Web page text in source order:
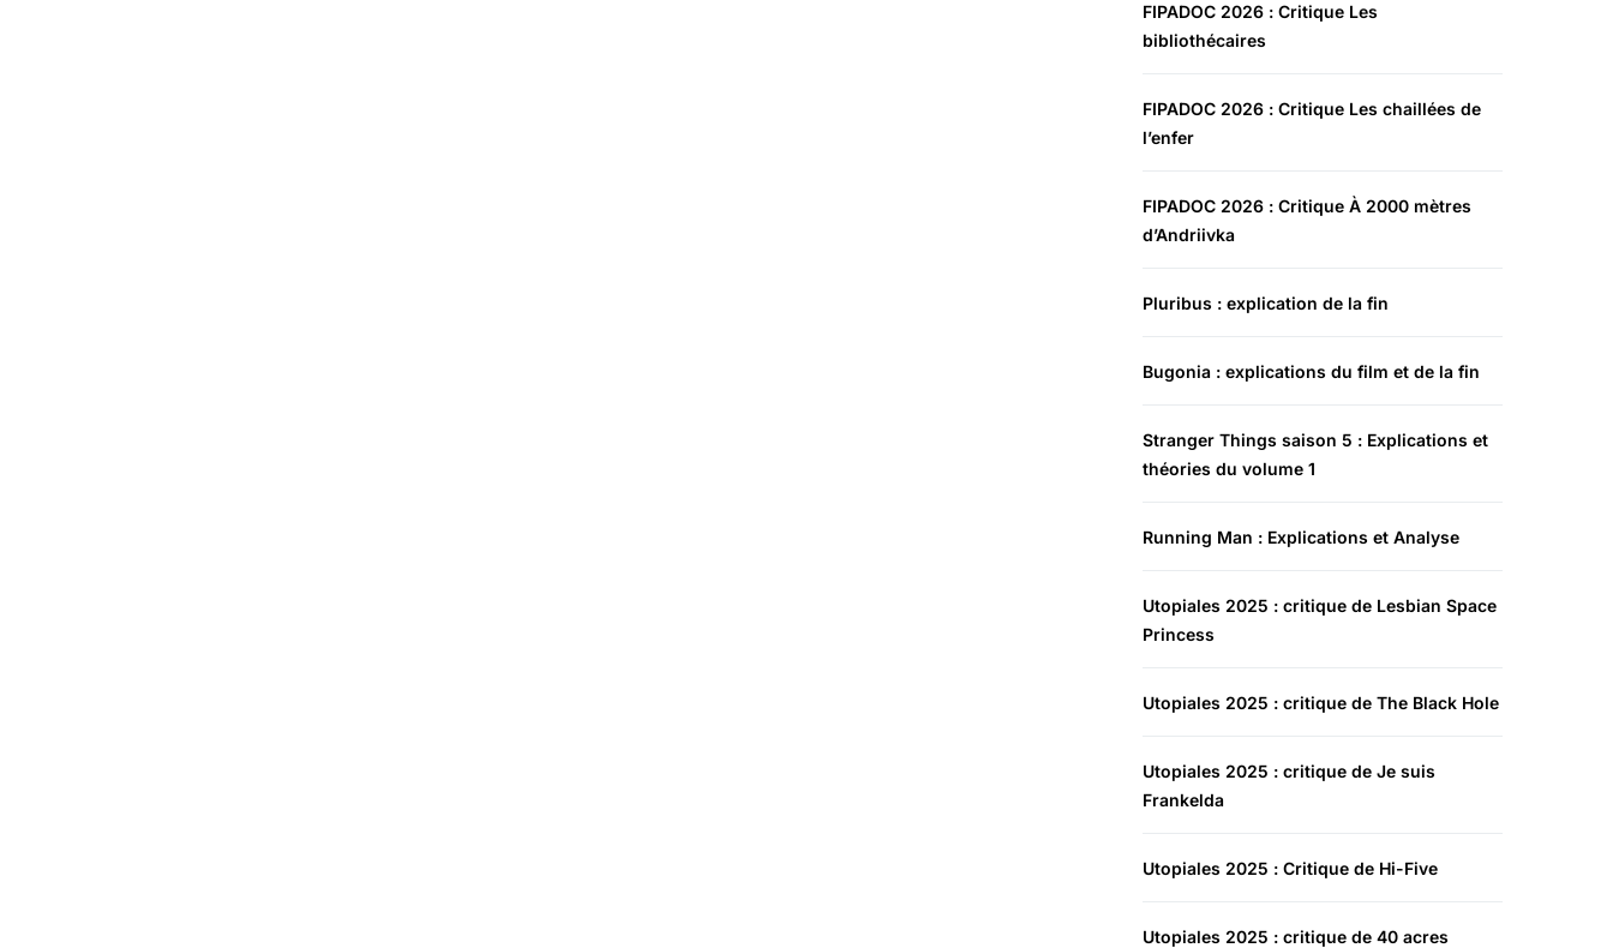
FIPADOC 2026 : Critique Les
bibliothécaires
FIPADOC 2026 : Critique Les chaillées de
l’enfer
FIPADOC 2026 : Critique À 2000 mètres
d’Andriivka
Pluribus : explication de la fin
Bugonia : explications du film et de la fin
Stranger Things saison 5 : Explications et
théories du volume 1
Running Man : Explications et Analyse
Utopiales 2025 : critique de Lesbian Space
Princess
Utopiales 2025 : critique de The Black Hole
Utopiales 2025 : critique de Je suis
Frankelda
Utopiales 2025 : Critique de Hi-Five
Utopiales 2025 : critique de 40 acres